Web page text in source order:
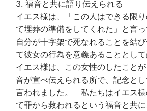
3. 福音と共に語り伝えられる
イエス様は、「この人はできる限
て埋葬の準備をしてくれた」と言
自分が十字架で死なれることを結
て彼女の行為を意義あることとし
イエス様は、この女性のしたこと
音が宣べ伝えられる所で、記念と
言われました。 私たちはイエス様
て罪から救われるという福音と共